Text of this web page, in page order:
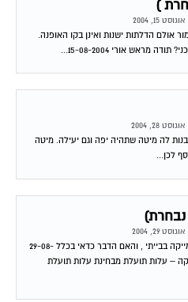
)
אוגוסט 15, 2004
אולם הדלתות ישנות ואינן בקו האופנה.
מראש אורי 15-08-2004...
אוגוסט 28, 2004
לה מיטה שתהיה יפה וגם יעילה. מיטה
לכן...
אוגוסט 29, 2004
כיצד אוכל לחדש רהיטים מצופים פורמייקה בבייתי , והאם הדבר כדאי בכלל 29-08-
פורמייקה – עלות תועלת מבחינת עלות תועלת